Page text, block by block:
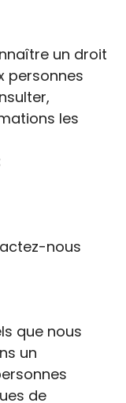
un droit
personnes
les
nous
que nous
un
de